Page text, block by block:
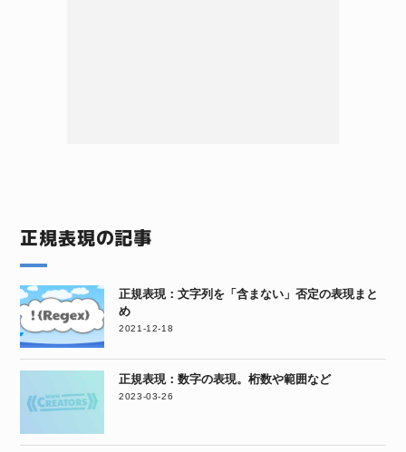
正規表現の記事
正規表現：文字列を「含まない」否定の表現まと
め
2021-12-18
正規表現：数字の表現。桁数や範囲など
2023-03-26